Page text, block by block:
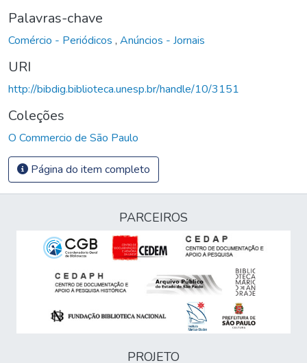
Palavras-chave
Comércio - Periódicos , Anúncios - Jornais
URI
http://bibdig.biblioteca.unesp.br/handle/10/3151
Coleções
O Commercio de São Paulo
Página do item completo
PARCEIROS
PROJETO